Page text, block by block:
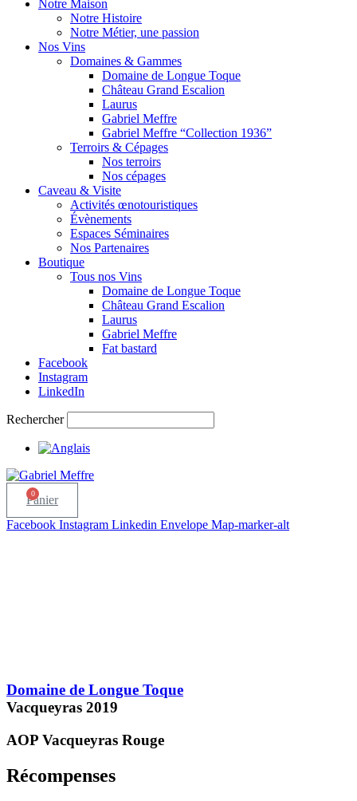
Notre Maison
Notre Histoire
Notre Métier, une passion
Nos Vins
Domaines & Gammes
Domaine de Longue Toque
Château Grand Escalion
Laurus
Gabriel Meffre
Gabriel Meffre “Collection 1936”
Terroirs & Cépages
Nos terroirs
Nos cépages
Caveau & Visite
Activités œnotouristiques
Évènements
Espaces Séminaires
Nos Partenaires
Boutique
Tous nos Vins
Domaine de Longue Toque
Château Grand Escalion
Laurus
Gabriel Meffre
Fat bastard
Facebook
Instagram
LinkedIn
Rechercher
0
Panier
Facebook Instagram Linkedin Envelope Map-marker-alt
Domaine de Longue Toque
Vacqueyras 2019
AOP Vacqueyras Rouge
Récompenses